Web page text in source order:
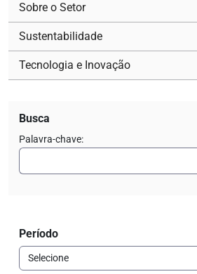
Sobre o Setor
Sustentabilidade
Tecnologia e Inovação
Busca
Palavra-chave:
Período